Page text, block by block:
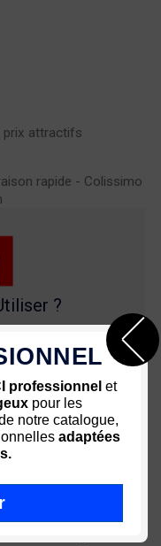
renvoi d'angle
prix attractifs
rapide - Colissimo
?
professionnel et
pour les
notre catalogue,
adaptées